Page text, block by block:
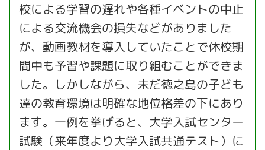
校による学習の遅れや各種イベントの中止
による交流機会の損失などがありました
が、動画教材を導入していたことで休校期
間中も予習や課題に取り組むことができま
した。しかしながら、未だ徳之島の子ども
達の教育環境は明確な地位格差の下にあり
ます。一例を挙げると、大学入試センター
試験（来年度より大学入試共通テスト）に